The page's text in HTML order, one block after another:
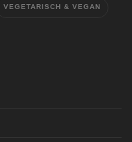
VEGETARISCH & VEGAN